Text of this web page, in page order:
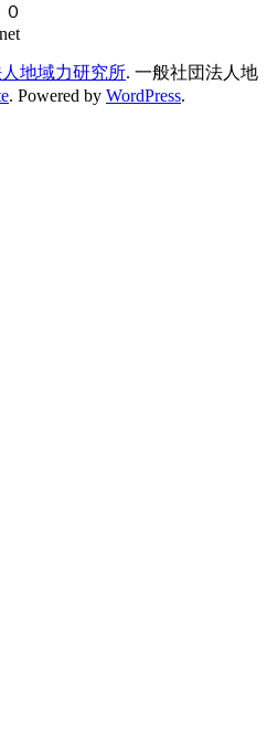
地域力研究所. 一般社団法人地
. Powered by WordPress.